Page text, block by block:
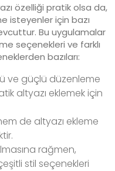
özelliği pratik olsa da,
isteyenler için bazı
Bu uygulamalar
seçenekleri ve farklı
bazıları:
ve güçlü düzenleme
altyazı eklemek için
de altyazı ekleme
rağmen,
stil seçenekleri